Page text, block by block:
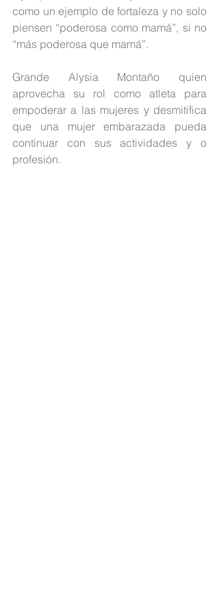
como un ejemplo de fortaleza y no solo
piensen “poderosa como mamá”, si no
“más poderosa que mamá”.
Grande Alysia Montaño quien
aprovecha su rol como atleta para
empoderar a las mujeres y desmitifica
que una mujer embarazada pueda
continuar con sus actividades y o
profesión.